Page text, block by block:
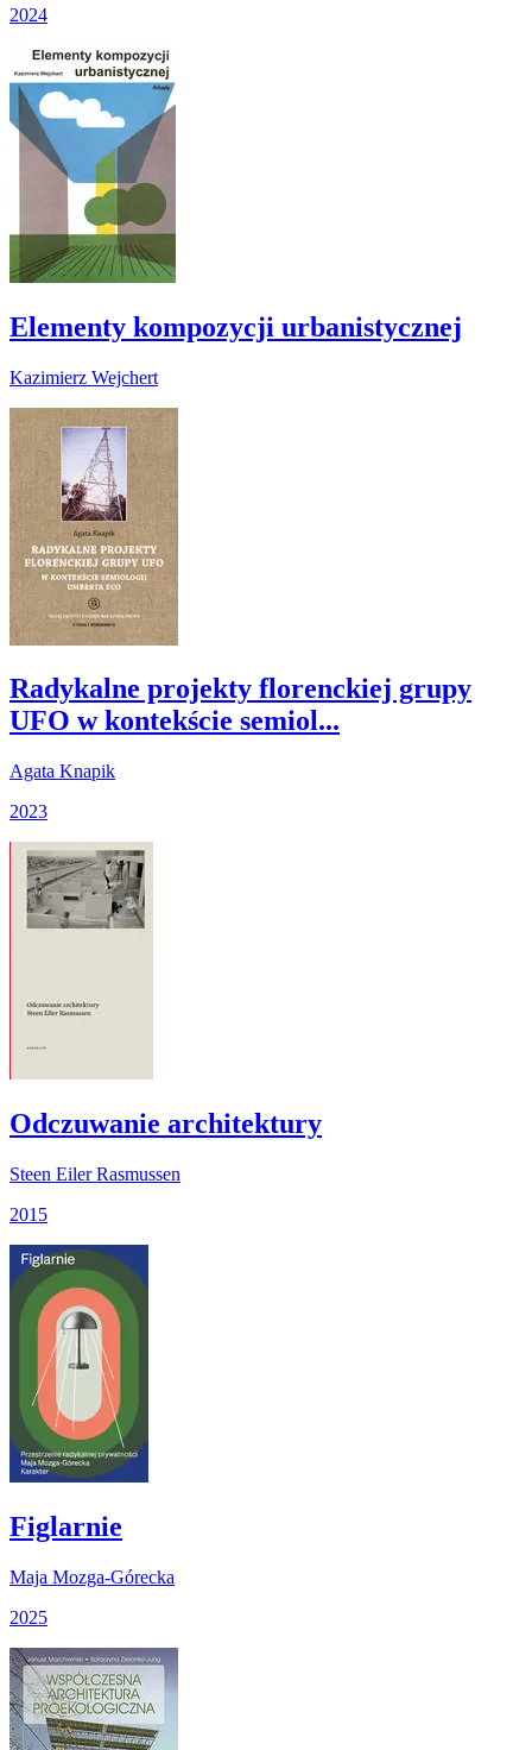
2024
Elementy kompozycji urbanistycznej
Kazimierz Wejchert
Radykalne projekty florenckiej grupy
UFO w kontekście semiol...
Agata Knapik
2023
Odczuwanie architektury
Steen Eiler Rasmussen
2015
Figlarnie
Maja Mozga-Górecka
2025